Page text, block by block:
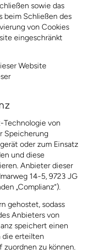
sowie das
beim Schließen des
von Cookies
eingeschränkt
Website
Technologie von
Speicherung
oder zum Einsatz
und diese
Anbieter dieser
14-5, 9723 JG
„Complianz“).
gehostet, sodass
Anbieters von
speichert einen
die erteilten
zuordnen zu können.